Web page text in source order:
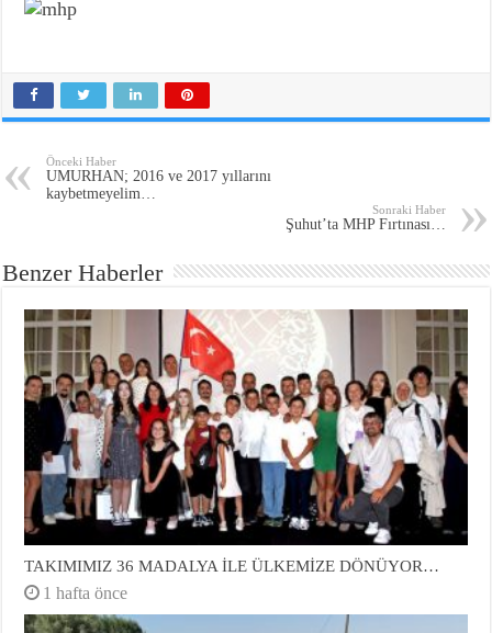
Önceki Haber
UMURHAN; 2016 ve 2017 yıllarını
kaybetmeyelim…
Sonraki Haber
Şuhut’ta MHP Fırtınası…
Benzer Haberler
TAKIMIMIZ 36 MADALYA İLE ÜLKEMİZE DÖNÜYOR…
1 hafta önce